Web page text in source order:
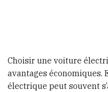
Choisir une voiture
avantages économiques.
électrique peut souvent